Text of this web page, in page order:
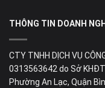
THÔNG TIN DOANH
CTY TNHH DỊCH VỤ
0313563642 do Sở
Phường An Lạc, Quận